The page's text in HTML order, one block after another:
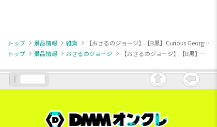
トップ 景品情報 雑貨
【おさるのジョージ】【B黒】Curious George TOY STYLEリュック
トップ
景品情報 おさるのジョージ 【おさるのジョージ】【B黒】Curious George TOY STYLEリュック